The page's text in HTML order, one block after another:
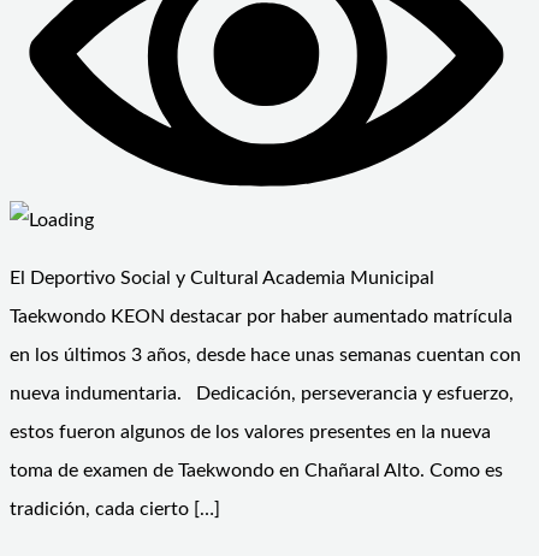
El Deportivo Social y Cultural Academia Municipal
Taekwondo KEON destacar por haber aumentado matrícula
en los últimos 3 años, desde hace unas semanas cuentan con
nueva indumentaria. Dedicación, perseverancia y esfuerzo,
estos fueron algunos de los valores presentes en la nueva
toma de examen de Taekwondo en Chañaral Alto. Como es
tradición, cada cierto […]